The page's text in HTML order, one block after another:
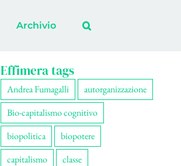
Archivio
Effimera tags
Andrea Fumagalli
autorganizzazione
Bio-capitalismo cognitivo
biopolitica
biopotere
capitalismo
classe